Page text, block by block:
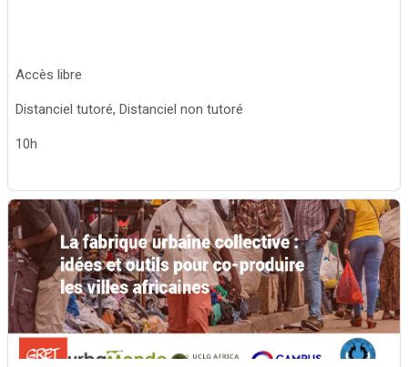
Accès libre
Distanciel tutoré, Distanciel non tutoré
10h